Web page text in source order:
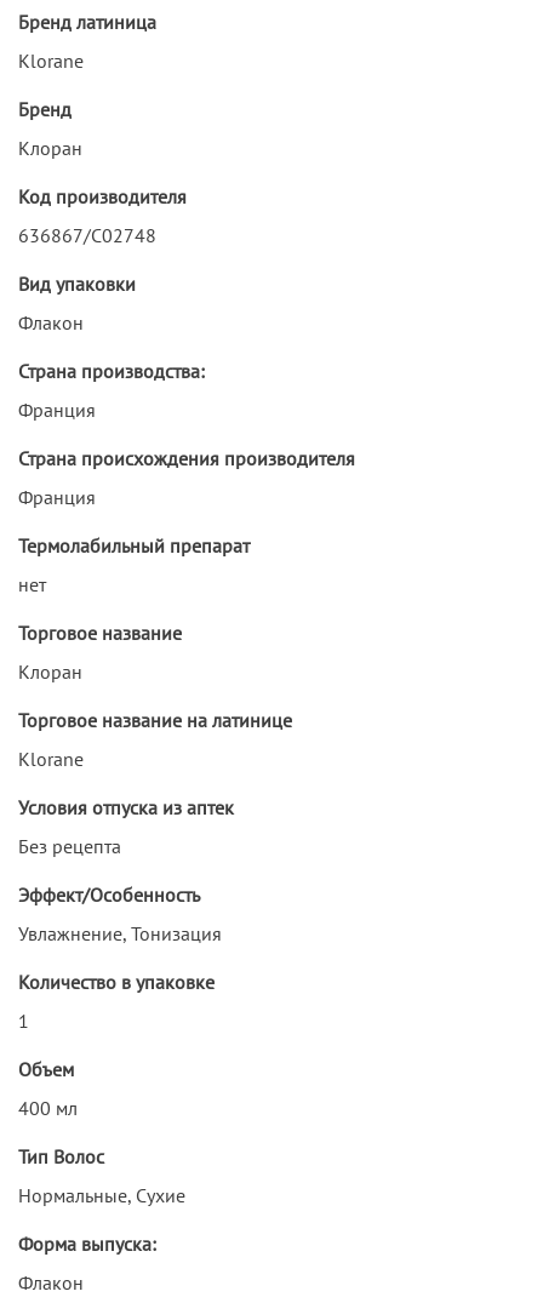
Бренд латиница
Klorane
Бренд
Клоран
Код производителя
636867/С02748
Вид упаковки
Флакон
Страна производства:
Франция
Страна происхождения производителя
Франция
Термолабильный препарат
нет
Торговое название
Клоран
Торговое название на латинице
Klorane
Условия отпуска из аптек
Без рецепта
Эффект/Особенность
Увлажнение, Тонизация
Количество в упаковке
1
Объем
400 мл
Тип Волос
Нормальные, Сухие
Форма выпуска:
Флакон